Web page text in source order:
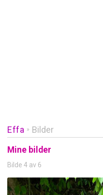
Effa » Bilder
Mine bilder
Bilde 4 av 6